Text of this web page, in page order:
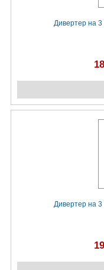
Дивертер на
Дивертер на